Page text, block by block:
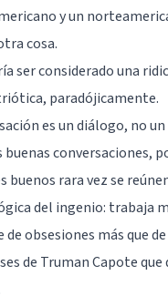
y un
cosa.
ser considerado una
paradójicamente.
es un diálogo, no
buenas conversaciones,
buenos rara vez se
del ingenio: trabaja
de obsesiones más que
de Truman Capote que